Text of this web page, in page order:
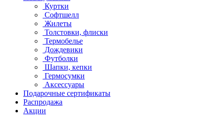
Куртки
Софтшелл
Жилеты
Толстовки, флиски
Термобелье
Дождевики
Футболки
Шапки, кепки
Гермосумки
Аксессуары
Подарочные сертификаты
Распродажа
Акции